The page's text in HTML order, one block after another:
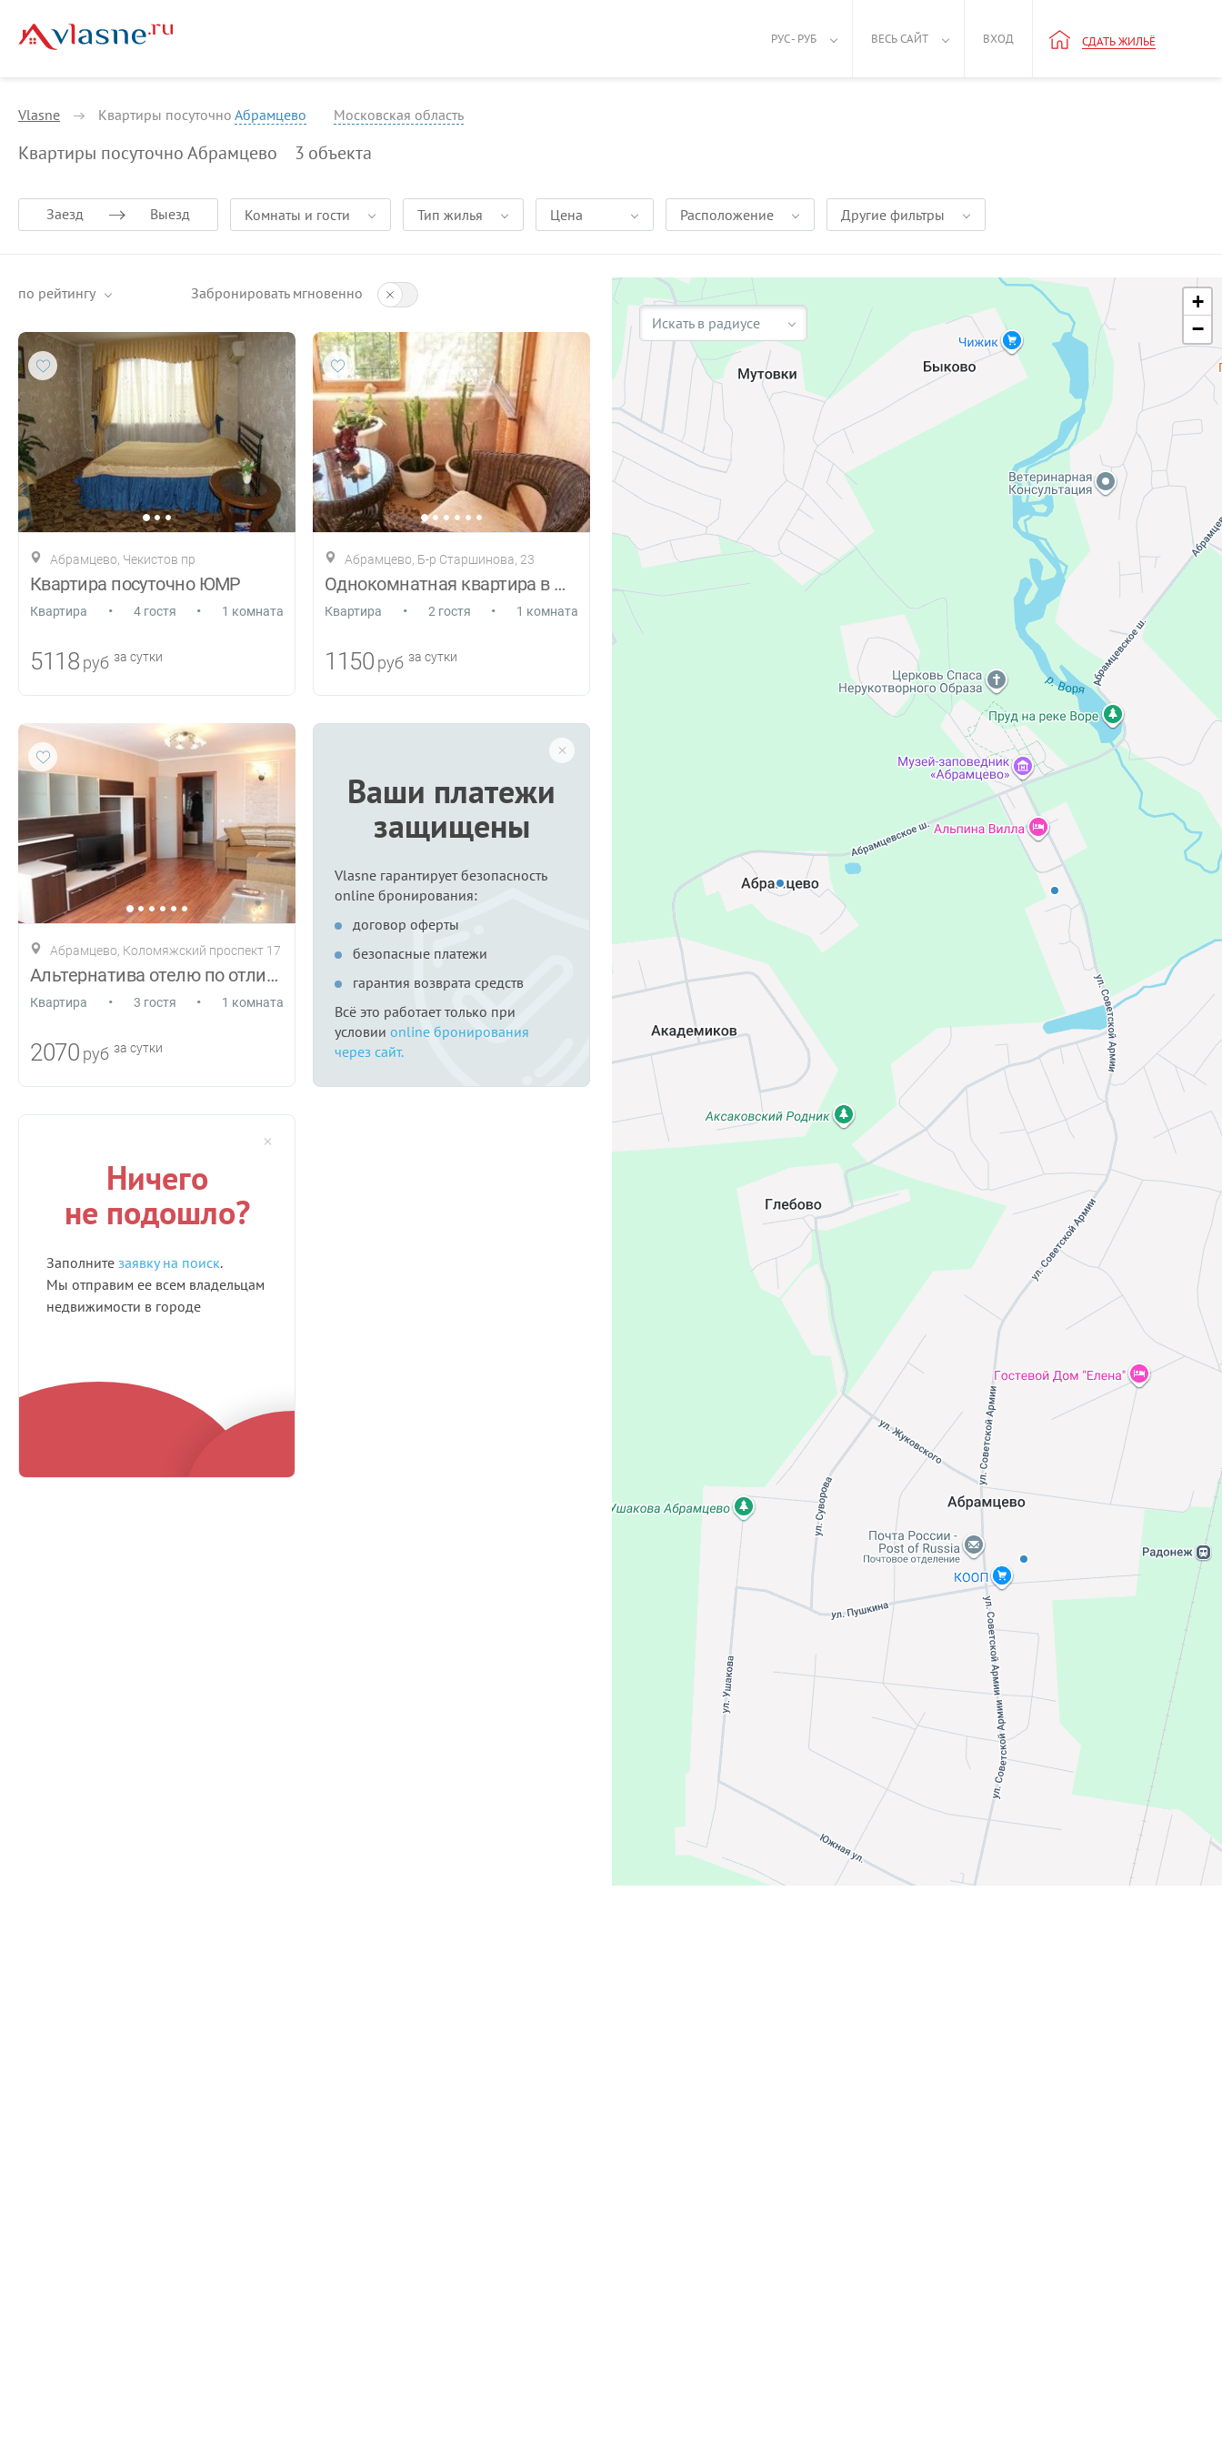
РУС - РУБ ВЕСЬ САЙТ ВХОД СДАТЬ ЖИЛЬЁ
Vlasne Квартиры посуточно Абрамцево Московская область
Квартиры посуточно Абрамцево 3 объекта
Заезд Выезд Комнаты и гости Тип жилья Цена Расположение Другие фильтры
по рейтингу Забронировать мгновенно
Абрамцево, Чекистов пр
Квартира посуточно ЮМР
Квартира • 4 гостя • 1 комната
5118 руб за сутки
Абрамцево, Б-р Старшинова, 23
Однокомнатная квартира в Феодосии
Квартира • 2 гостя • 1 комната
1150 руб за сутки
Абрамцево, Коломяжский проспект 17
Альтернатива отелю по отличной цене
Квартира • 3 гостя • 1 комната
2070 руб за сутки
Ваши платежи
защищены
Vlasne гарантирует безопасность
online бронирования:
договор оферты
безопасные платежи
гарантия возврата средств
Всё это работает только при
условии online бронирования
через сайт.
Ничего
не подошло?
Заполните заявку на поиск.
Мы отправим ее всем владельцам
недвижимости в городе
Искать в радиусе
+
−